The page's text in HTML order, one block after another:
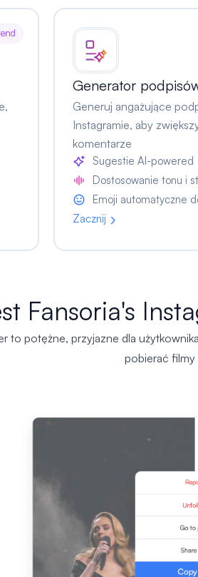
Generator
Generuj angażujące
Instagramie, aby
komentarze
Sugestie AI-powered
Dostosowanie tonu i
Emoji automatyczne
Zacznij
Fansoria's
to potężne, przyjazne dla
pobierać filmy